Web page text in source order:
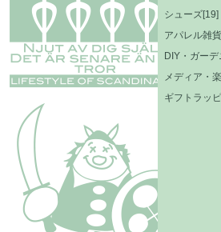
シューズ[19]
アパレル雑
DIY・ガー
メディア・
ギフトラッ